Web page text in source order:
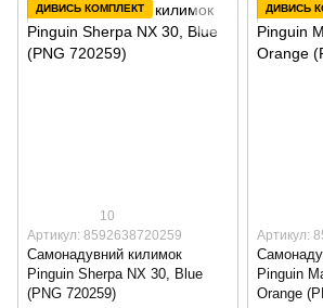
ДИВИСЬ КОМПЛЕКТ
10
Артикул: 8592638720259
Самонадувний килимок
Pinguin Sherpa NX 30, Blue
(PNG 720259)
ДИВИСЬ
Артикул:
Pinguin
Orange